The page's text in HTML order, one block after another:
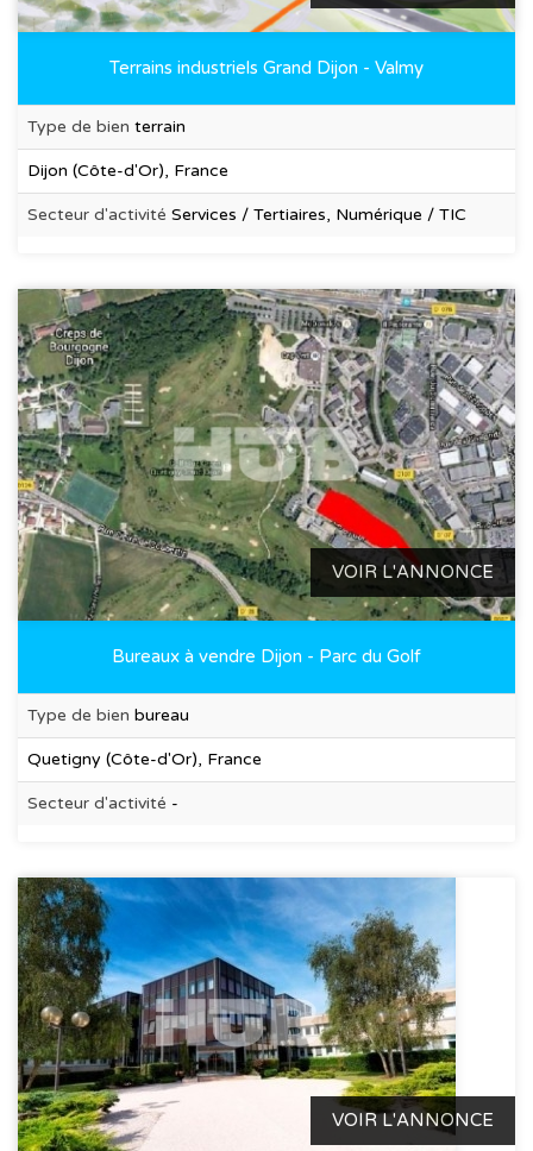
Terrains industriels Grand Dijon - Valmy
Type de bien terrain
Dijon (Côte-d'Or), France
Secteur d'activité Services / Tertiaires, Numérique / TIC
VOIR L'ANNONCE
Bureaux à vendre Dijon - Parc du Golf
Type de bien bureau
Quetigny (Côte-d'Or), France
Secteur d'activité -
VOIR L'ANNONCE